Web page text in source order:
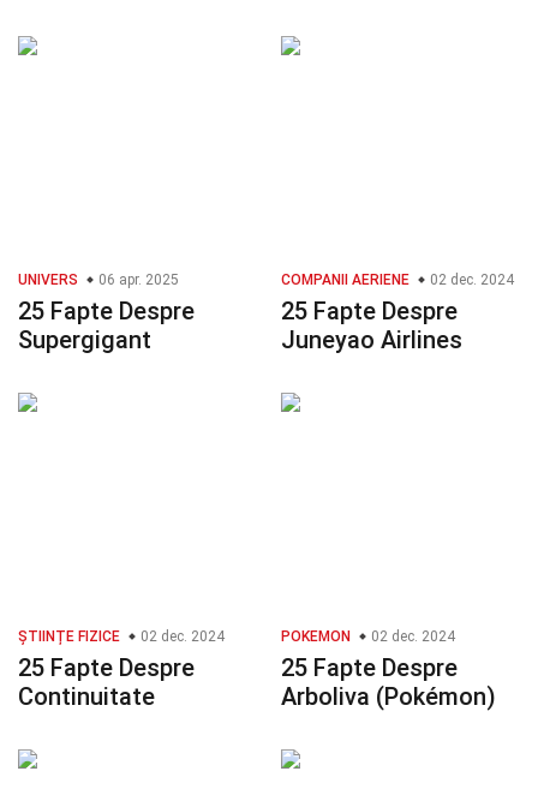
UNIVERS 06 apr. 2025
25 Fapte Despre
Supergigant
COMPANII AERIENE 02 dec. 2024
25 Fapte Despre
Juneyao Airlines
ȘTIINȚE FIZICE 02 dec. 2024
25 Fapte Despre
Continuitate
POKEMON 02 dec. 2024
25 Fapte Despre
Arboliva (Pokémon)